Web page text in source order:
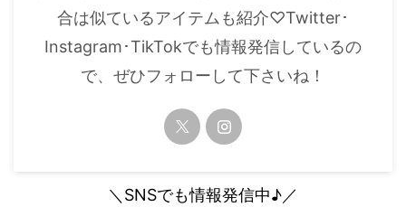
合は似ているアイテムも紹介♡Twitter･
Instagram･TikTokでも情報発信しているの
で、ぜひフォローして下さいね！
＼SNSでも情報発信中♪／